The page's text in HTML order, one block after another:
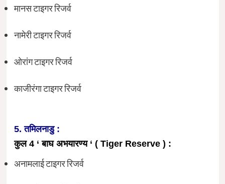
मानस टाइगर रिजर्व
नामेरी टाइगर रिजर्व
ओरांग टाइगर रिजर्व
काजीरंगा टाइगर रिजर्व
5. तमिलनाडु :
कुल 4 ‘ बाघ अभयारण्य ‘ ( Tiger Reserve ) :
अनामलाई टाइगर रिजर्व